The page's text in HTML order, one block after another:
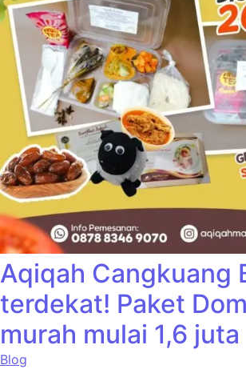
Aqiqah Cangkuang
terdekat! Paket
murah mulai 1,6 juta
Blog